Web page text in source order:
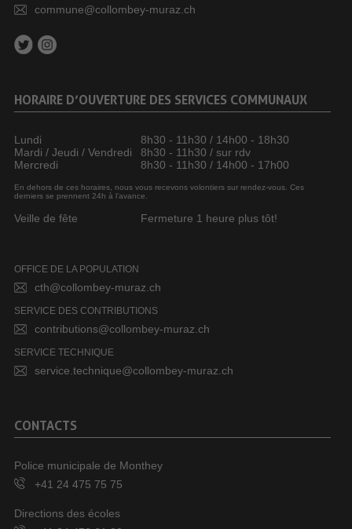
commune@collombey-muraz.ch
HORAIRE D’OUVERTURE DES SERVICES COMMUNAUX
Lundi
8h30 - 11h30 / 14h00 - 18h30
Mardi / Jeudi / Vendredi
8h30 - 11h30 / sur rdv
Mercredi
8h30 - 11h30 / 14h00 - 17h00
En dehors de ces horaires, nous vous recevons volontiers sur rendez-vous. Ces
derniers se prennent 24h à l’avance.
Veille de fête Fermeture 1 heure plus tôt!
OFFICE DE LA POPULATION
cth@collombey-muraz.ch
SERVICE DES CONTRIBUTIONS
contributions@collombey-muraz.ch
SERVICE TECHNIQUE
service.technique@collombey-muraz.ch
CONTACTS
Police municipale de Monthey
+41 24 475 75 75
Directions des écoles